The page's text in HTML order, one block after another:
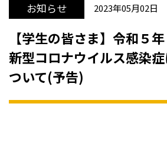
お知らせ 2023年05月02日
【学生の皆さま】令和５
新型コロナウイルス感染
ついて(予告)